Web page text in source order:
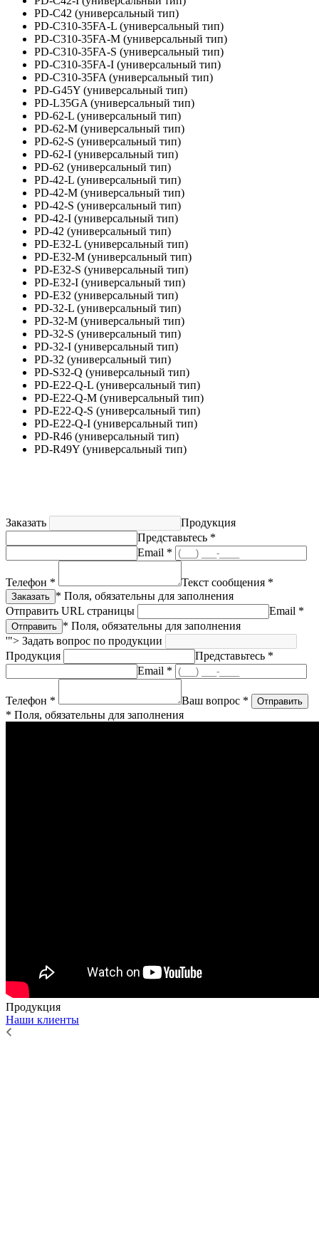
PD-C42 (универсальный тип)
PD-C310-35FA-L (универсальный тип)
PD-C310-35FA-M (универсальный тип)
PD-C310-35FA-S (универсальный тип)
PD-C310-35FA-I (универсальный тип)
PD-C310-35FA (универсальный тип)
PD-G45Y (универсальный тип)
PD-L35GA (универсальный тип)
PD-62-L (универсальный тип)
PD-62-M (универсальный тип)
PD-62-S (универсальный тип)
PD-62-I (универсальный тип)
PD-62 (универсальный тип)
PD-42-L (универсальный тип)
PD-42-M (универсальный тип)
PD-42-S (универсальный тип)
PD-42-I (универсальный тип)
PD-42 (универсальный тип)
PD-E32-L (универсальный тип)
PD-E32-M (универсальный тип)
PD-E32-S (универсальный тип)
PD-E32-I (универсальный тип)
PD-E32 (универсальный тип)
PD-32-L (универсальный тип)
PD-32-M (универсальный тип)
PD-32-S (универсальный тип)
PD-32-I (универсальный тип)
PD-32 (универсальный тип)
PD-S32-Q (универсальный тип)
PD-E22-Q-L (универсальный тип)
PD-E22-Q-M (универсальный тип)
PD-E22-Q-S (универсальный тип)
PD-E22-Q-I (универсальный тип)
PD-R46 (универсальный тип)
PD-R49Y (универсальный тип)
Заказать
Продукция
Представьтесь *
Email *
Телефон *
Текст сообщения *
* Поля, обязательны для заполнения
Отправить URL страницы
Email *
* Поля, обязательны для заполнения
'"> Задать вопрос по продукции
Продукция
Представьтесь *
Email *
Телефон *
Ваш вопрос *
* Поля, обязательны для заполнения
Продукция
Наши клиенты